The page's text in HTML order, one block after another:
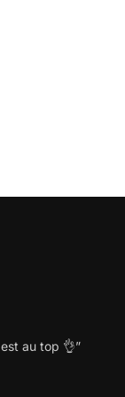
au top 👌”